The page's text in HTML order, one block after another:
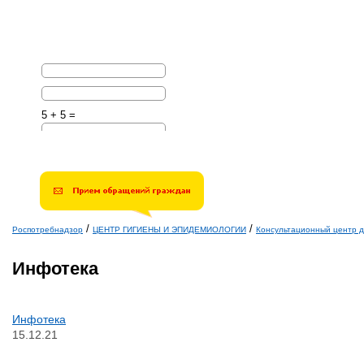
5 + 5 =
Роспотребнадзор / ЦЕНТР ГИГИЕНЫ И ЭПИДЕМИОЛОГИИ / Консультационный центр
Инфотека
Инфотека
15.12.21